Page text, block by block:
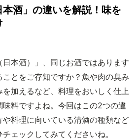
本酒」の違いを解説！味を
日本酒）」、同じお酒ではあります
とをご存知ですか？魚や肉の臭み
加えるなど、料理をおいしく仕上
料ですよね。今回はこの2つの違
料理に向いている清酒の種類など
ェックしてみてくださいね。